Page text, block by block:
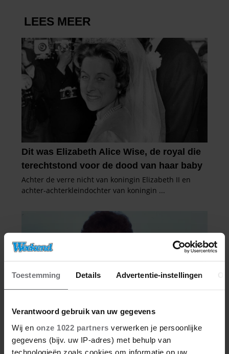
Toestemming Details Advertentie-instellingen
Verantwoord gebruik van uw gegevens
Wij en onze 1022 partners verwerken je persoonlijke
gegevens (bijv. uw IP-adres) met behulp van
technologieën zoals cookies om informatie op uw